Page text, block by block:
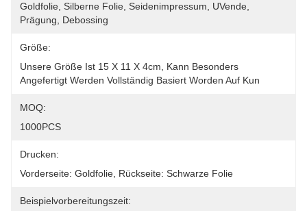
Goldfolie, Silberne Folie, Seidenimpressum, UVende,
Prägung, Debossing
Größe:
Unsere Größe Ist 15 X 11 X 4cm, Kann Besonders
Angefertigt Werden Vollständig Basiert Worden Auf Kun
MOQ:
1000PCS
Drucken:
Vorderseite: Goldfolie, Rückseite: Schwarze Folie
Beispielvorbereitungszeit: